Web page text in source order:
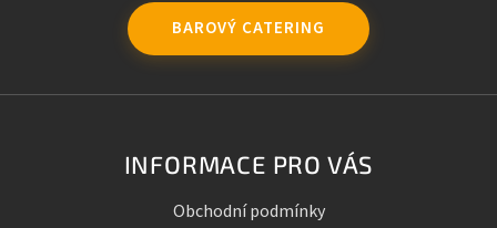
BAROVÝ CATERING
INFORMACE PRO VÁS
Obchodní podmínky